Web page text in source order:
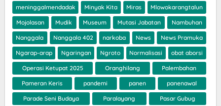
meninggalmendadak Minyak Kita Miras Mlowokarangtalun
Mojolasan Mudik Museum Mutasi Jabatan Nambuhan
Nanggala Nanggala 402 narkoba News News Pramuka
Ngarap-arap Ngaringan Ngroto Normalisasi obat aborsi
Operasi Ketupat 2025 Oranghilang Palembahan
Pameran Keris pandemi panen panenawal
Parade Seni Budaya Paralayang Pasar Gubug